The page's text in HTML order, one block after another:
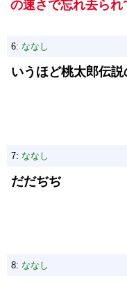
の速さで忘れ去ら
6: ななし
いうほど桃太郎伝
7: ななし
だだぢぢ
8: ななし